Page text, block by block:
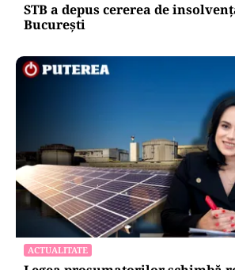
STB a depus cererea de
București
ACTUALITATE